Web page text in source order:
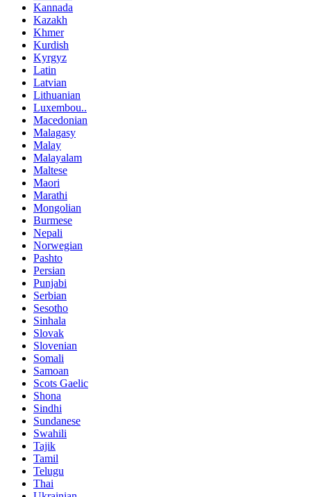
Kannada
Kazakh
Khmer
Kurdish
Kyrgyz
Latin
Latvian
Lithuanian
Luxembou..
Macedonian
Malagasy
Malay
Malayalam
Maltese
Maori
Marathi
Mongolian
Burmese
Nepali
Norwegian
Pashto
Persian
Punjabi
Serbian
Sesotho
Sinhala
Slovak
Slovenian
Somali
Samoan
Scots Gaelic
Shona
Sindhi
Sundanese
Swahili
Tajik
Tamil
Telugu
Thai